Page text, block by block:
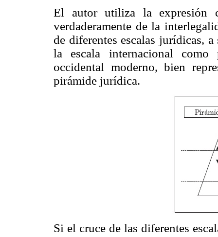
El autor utiliza la expresión
verdaderamente de la
de diferentes escalas jurídicas,
la escala internacional
occidental moderno, bien
pirámide jurídica.
Si el cruce de las diferentes